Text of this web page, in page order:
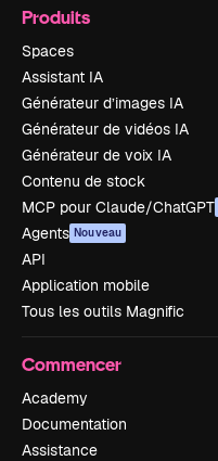
Produits
Spaces
Assistant IA
Générateur d’images IA
Générateur de vidéos IA
Générateur de voix IA
Contenu de stock
MCP pour Claude/ChatGPT
Agents Nouveau
API
Application mobile
Tous les outils Magnific
Commencer
Academy
Documentation
Assistance